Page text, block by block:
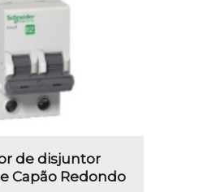
de disjuntor
Capão Redondo